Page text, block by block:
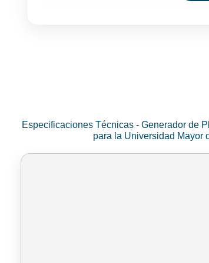
Especificaciones Técnicas - Generador de
para la Universidad Mayor